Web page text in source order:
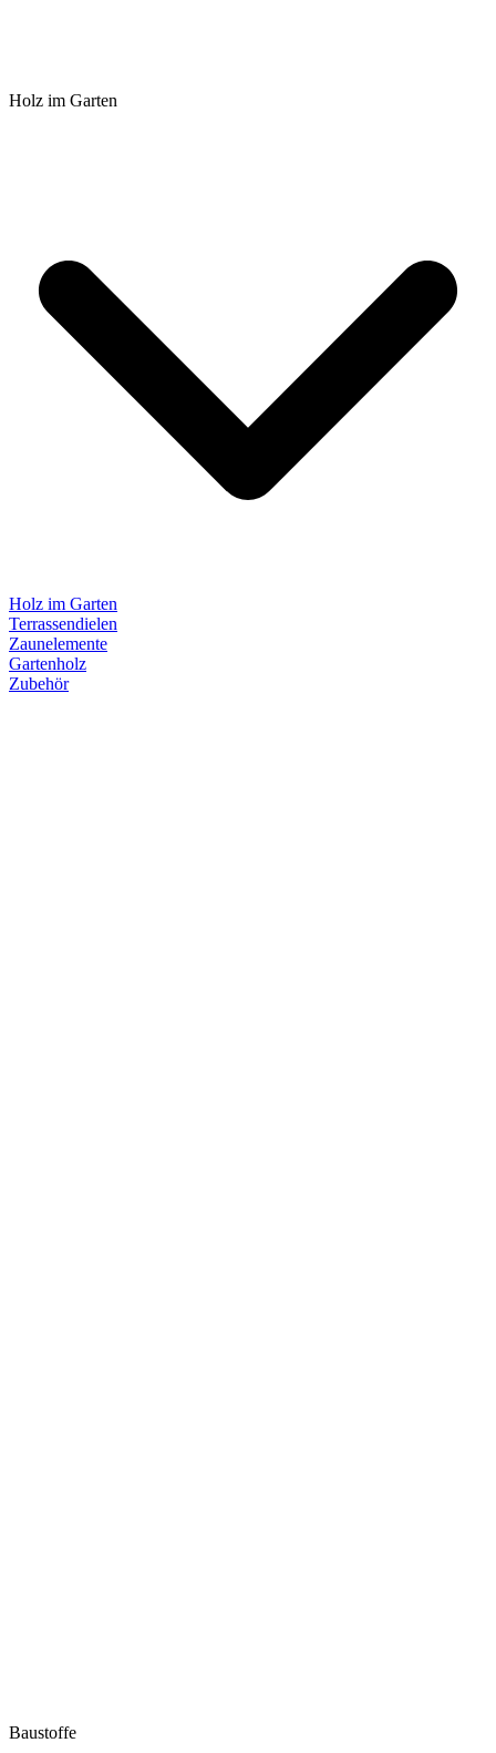
Holz im Garten
Holz im Garten
Terrassendielen
Zaunelemente
Gartenholz
Zubehör
Baustoffe